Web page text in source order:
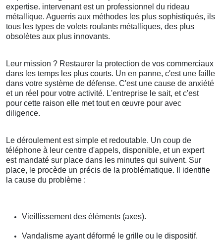
expertise. intervenant est un professionnel du rideau
métallique. Aguerris aux méthodes les plus sophistiqués, ils
tous les types de volets roulants métalliques, des plus
obsolètes aux plus innovants.
Leur mission ? Restaurer la protection de vos commerciaux
dans les temps les plus courts. Un en panne, c'est une faille
dans votre système de défense. C'est une cause de anxiété
et un réel pour votre activité. L'entreprise le sait, et c'est
pour cette raison elle met tout en œuvre pour avec
diligence.
Le déroulement est simple et redoutable. Un coup de
téléphone à leur centre d'appels, disponible, et un expert
est mandaté sur place dans les minutes qui suivent. Sur
place, le procède un précis de la problématique. Il identifie
la cause du problème :
Vieillissement des éléments (axes).
Vandalisme ayant déformé le grille ou le dispositif.